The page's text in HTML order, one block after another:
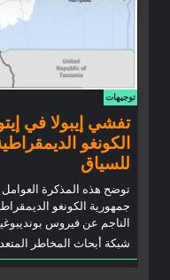
توجيهات
الكونغو
للسياق
توضح هذه المذكرة
جمهورية الكونغو
الناجم عن فيروس
شبكة أبحاث المخاطر